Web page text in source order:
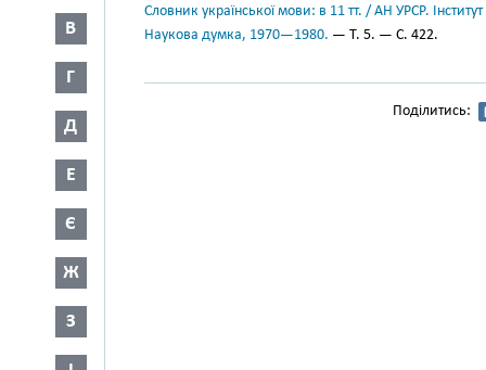
В
Г
Д
Е
Є
Ж
З
Словник української мови: в 11 тт. / АН УРСР.
Наукова думка, 1970—1980. — Т. 5. — С. 422.
Поділитись: